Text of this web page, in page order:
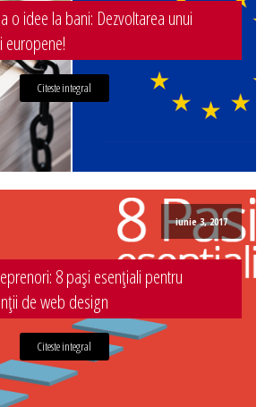
o idee la bani: Dezvoltarea unui
Citeste integral
iunie 3, 2017
8 pași esențiali pentru
de web design
Citeste integral